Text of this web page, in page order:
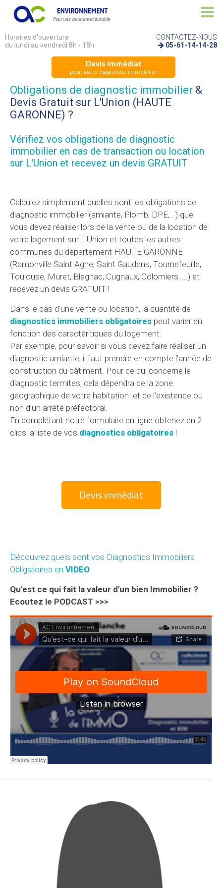
Horaires d'ouverture
du lundi au vendredi 8h - 18h
CONTACTEZ-NOUS
05-61-14-14-28
Devis immédiat
pour votre diagnostic immobilier
Obligations de diagnostic immobilier &
Devis Gratuit sur L'Union (HAUTE
GARONNE) ?
Vérifiez vos obligations de diagnostic
immobilier en cas de transaction ou location
sur L'Union et recevez un devis GRATUIT
Calculez simplement quelles sont les obligations de
diagnostic immobilier (amiante, Plomb, DPE,...) que
vous devez réaliser lors de la vente ou de la location de
votre logement sur L'Union et toutes les autres
communes du département HAUTE GARONNE
(Ramonville Saint Agne, Saint Gaudens, Tournefeuille,
Toulouse, Muret, Blagnac, Cugnaux, Colomiers, ...) et
recevez un devis GRATUIT !
Dans le cas d'une vente ou location, la quantité de
diagnostics immobiliers obligatoires peut varier en
fonction des caractéritiques du logement.
Par exemple, pour savoir si vous devez faire réaliser un
diagnostic amiante, il faut prendre en compte l’année de
construction du bâtiment. Pour ce qui concerne le
diagnostic termites, cela dépendra de la zone
géographique de votre habitation et de l’existence ou
non d’un arrêté préfectoral.
En complétant notre formulaire en ligne obtenez en 2
clics la liste de vos diagnostics obligatoires !
Devis immédiat
Découvrez quels sont vos Diagnostics Immobiliers
Obligatoires en VIDEO
Qu'est ce qui fait la valeur d'un bien Immobilier ?
Ecoutez le PODCAST >>>